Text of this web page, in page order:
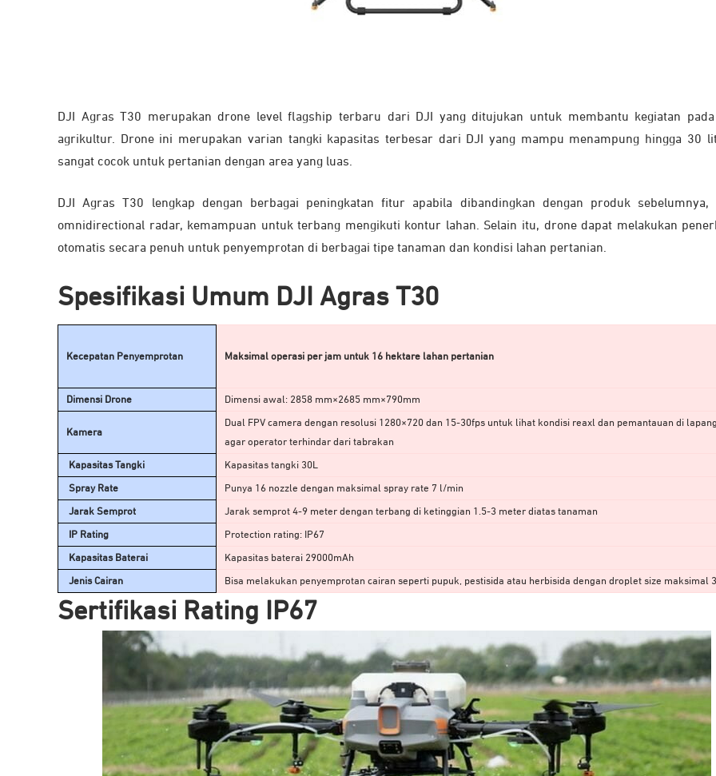
DJI Agras T30 merupakan drone level flagship terbaru dari DJI yang ditujukan untuk membantu kegiatan
agrikultur. Drone ini merupakan varian tangki kapasitas terbesar dari DJI yang mampu menampung hingga 30
sangat cocok untuk pertanian dengan area yang luas.
DJI Agras T30 lengkap dengan berbagai peningkatan fitur apabila dibandingkan dengan produk sebelumnya,
omnidirectional radar, kemampuan untuk terbang mengikuti kontur lahan. Selain itu, drone dapat melakukan
otomatis secara penuh untuk penyemprotan di berbagai tipe tanaman dan kondisi lahan pertanian.
Spesifikasi Umum DJI Agras T30
Kecepatan Penyemprotan Maksimal operasi per jam untuk 16 hektare lahan pertanian
Dimensi Drone Dimensi awal: 2858 mm×2685 mm×790mm
Kamera
Dual FPV camera dengan resolusi 1280×720 dan 15-30fps untuk lihat kondisi reaxl dan pemantauan di
agar operator terhindar dari tabrakan
Kapasitas Tangki Kapasitas tangki 30L
Spray Rate Punya 16 nozzle dengan maksimal spray rate 7 l/min
Jarak Semprot Jarak semprot 4-9 meter dengan terbang di ketinggian 1.5-3 meter diatas tanaman
IP Rating Protection rating: IP67
Kapasitas Baterai Kapasitas baterai 29000mAh
Jenis Cairan Bisa melakukan penyemprotan cairan seperti pupuk, pestisida atau herbisida dengan droplet size maksimal
Sertifikasi Rating IP67